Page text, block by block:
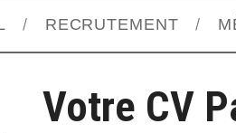
RECRUTEMENT
Votre CV